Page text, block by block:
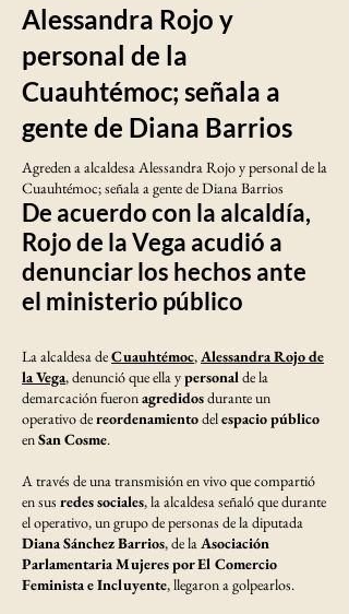
Alessandra Rojo y
personal de la
Cuauhtémoc; señala a
gente de Diana Barrios
Agreden a alcaldesa Alessandra Rojo y personal de la
Cuauhtémoc; señala a gente de Diana Barrios
De acuerdo con la alcaldía,
Rojo de la Vega acudió a
denunciar los hechos ante
el ministerio público
La alcaldesa deCuauhtémoc,Alessandra Rojo de
la Vega, denunció que ella ypersonalde la
demarcación fueronagredidosdurante un
operativo dereordenamientodelespacio público
enSan Cosme.
A través de una transmisión en vivo que compartió
en sus redes sociales, la alcaldesa señaló que durante
el operativo, un grupo de personas de la diputada
Diana Sánchez Barrios, de laAsociación
Parlamentaria Mujeres por El Comercio
Feminista e Incluyente, llegaron a golpearlos.